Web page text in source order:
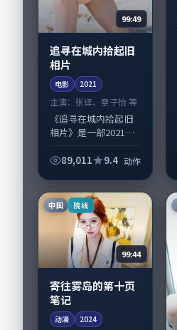
99:49
追寻在城内拾起旧
相片
电影 2021
主演： 张译、章子怡 等
《追寻在城内拾起旧
相片》是一部2021年
影，由滨口龙介执
参与重要戏份。故事
围绕当代都市中的...
89,011 9.4 动作
中国 院线
99:44
寄往雾岛的第十页
笔记
动漫 2024